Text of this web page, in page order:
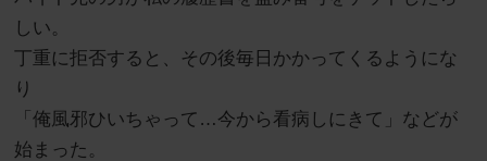
しい。
丁重に拒否すると、その後毎日かかってくるようにな
り
「俺風邪ひいちゃって…今から看病しにきて」などが
始まった。